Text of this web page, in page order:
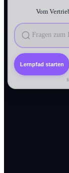
Vom
Lernpfad starten